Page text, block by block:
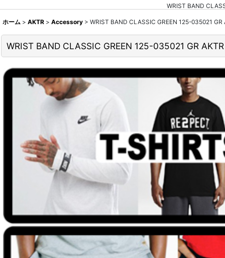
WRIST BAND
ホーム > AKTR > Accessory > WRIST BAND CLASSIC GREEN 125-035021
WRIST BAND CLASSIC GREEN 125-035021 GR